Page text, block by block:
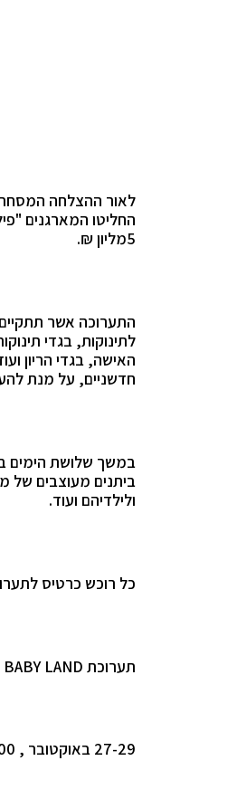
לאור ההצלחה
החליטו המארגנים
5מליון ₪.
לתינוקות, בגדי
האישה, בגדי הריון
חדשניים, על מנת
במשך שלושת הימים
ביתנים מעוצבים של
ולילדיהם ועוד.
כל רוכש כרטיס
תערוכת BABY LAND
27-29 באוקטובר , 10:00-22:00 ,גני התערוכה, ביתן 1, תל אביב